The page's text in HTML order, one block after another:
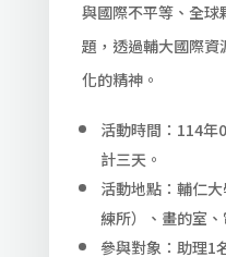
與國際不平等、全球
題，透過輔大國際
化的精神。
活動時間：114年
計三天。
活動地點：輔仁
練所）、畫的室、
參與對象：助理1